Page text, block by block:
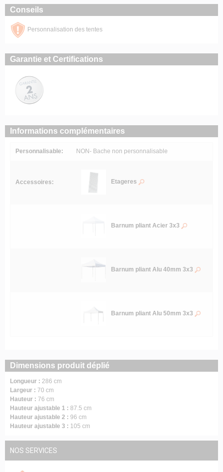
Conseils
Personnalisation des tentes
Garantie et Certifications
Informations complémentaires
Personnalisable: NON- Bache non personnalisable
Accessoires: Etageres
Barnum pliant Acier 3x3
Barnum pliant Alu 40mm 3x3
Barnum pliant Alu 50mm 3x3
Dimensions produit déplié
Longueur : 286 cm
Largeur : 70 cm
Hauteur : 76 cm
Hauteur ajustable 1 : 87.5 cm
Hauteur ajustable 2 : 96 cm
Hauteur ajustable 3 : 105 cm
NOS SERVICES